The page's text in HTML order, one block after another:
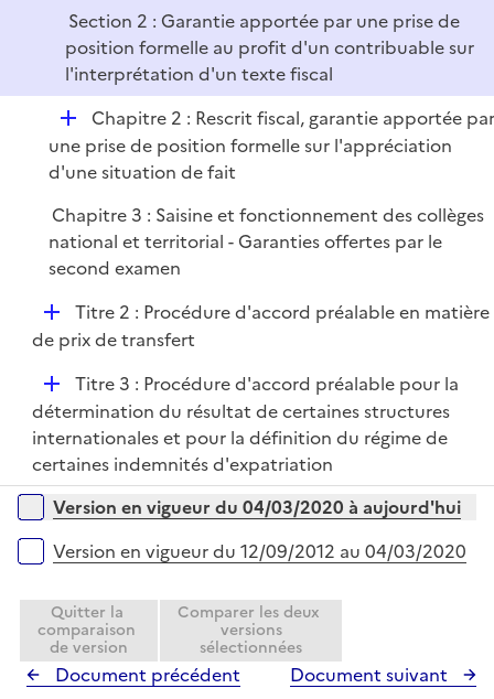
Section 2 : Garantie apportée par une prise de
position formelle au profit d'un contribuable sur
l'interprétation d'un texte fiscal
D
é
p
i
e
r
Chapitre 2 : Rescrit fiscal, garantie apportée
une prise de position formelle sur l'appréciation
d'une situation de fait
Chapitre 3 : Saisine et fonctionnement des collèges
national et territorial - Garanties offertes par le
second examen
D
é
i
e
r
Titre 2 : Procédure d'accord préalable en matière
de prix de transfert
D
é
p
l
i
e
r
Titre 3 : Procédure d'accord préalable pour la
détermination du résultat de certaines structures
internationales et pour la définition du régime de
certaines indemnités d'expatriation
Versions sur la période
Version en vigueur du 04/03/2020 à aujourd'hui
Version en vigueur du 12/09/2012 au 04/03/2020
Quitter la
comparaison
de version
Comparer les deux
versions
sélectionnées
Document précédent Document suivant